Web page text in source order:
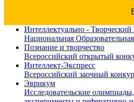
Интеллектуально -
Национальная
Познание и творчество
Всероссийский открытый
Интеллект-Экспресс
Всероссийский заочный
Эврикум
Исследовательские